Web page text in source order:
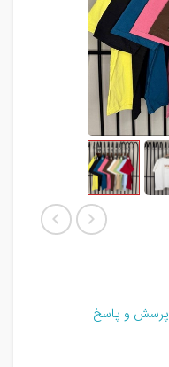
پرسش و پاسخ